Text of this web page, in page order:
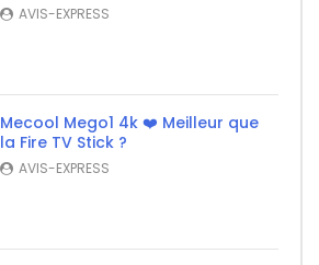
AVIS-EXPRESS
Mecool Mego1 4k ❤️ Meilleur que
la Fire TV Stick ?
AVIS-EXPRESS